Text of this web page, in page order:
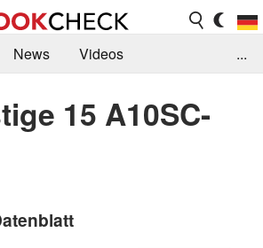
News
Videos
Suche
Jobs
...
15 A10SC-